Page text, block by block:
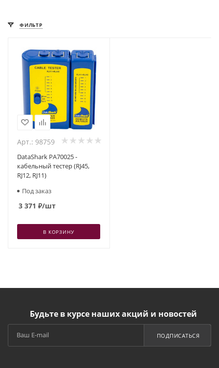
ФИЛЬТР
Арт.: 98759
DataShark PA70025 -
кабельный тестер (RJ45,
RJ12, RJ11)
Под заказ
3 371 ₽/шт
В КОРЗИНУ
Будьте в курсе наших акций и новостей
ПОДПИСАТЬСЯ